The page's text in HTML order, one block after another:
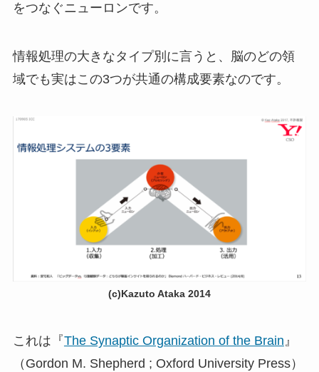
をつなぐニューロンです。
情報処理の大きなタイプ別に言うと、脳のどの領
域でも実はこの3つが共通の構成要素なのです。
(c)Kazuto Ataka 2014
これは『The Synaptic Organization of the Brain』
（Gordon M. Shepherd ; Oxford University Press）